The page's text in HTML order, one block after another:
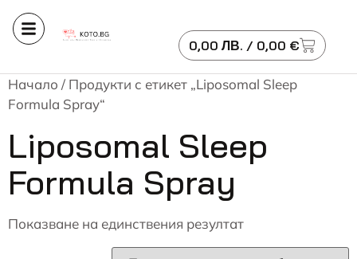
0,00 ЛВ. / 0,00 €
Начало / Продукти с етикет „Liposomal Sleep
Formula Spray“
Liposomal Sleep
Formula Spray
Показване на единствения резултат